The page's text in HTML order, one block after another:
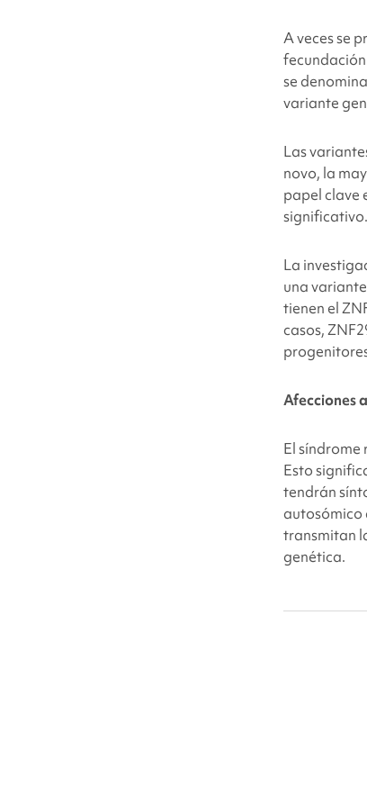
A veces se
se
variante
Las
novo, la
papel clave
significativo.
La
una
tienen el
casos,
Afecciones
El
Esto
tendrán
autosómico
transmitan
genética.